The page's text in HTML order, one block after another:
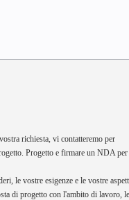
richiesta, vi contatteremo per
Progetto e firmare un NDA per
le vostre esigenze e le vostre
di progetto con l'ambito di lavoro, le